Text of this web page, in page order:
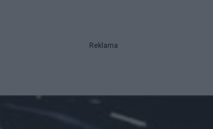
Reklama